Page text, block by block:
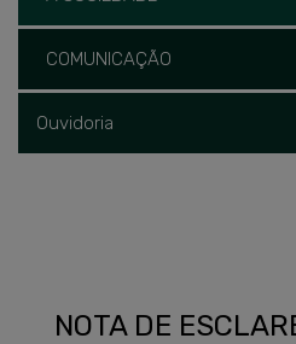
COMUNICAÇÃO
Ouvidoria
NOTA DE